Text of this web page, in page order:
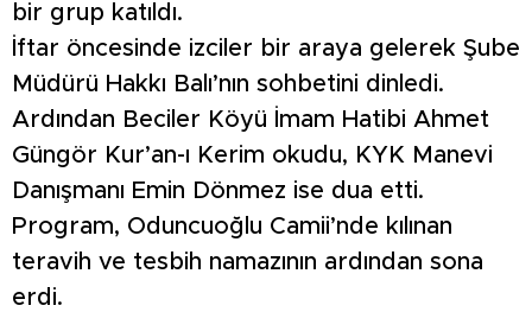
bir grup katıldı.
İftar öncesinde izciler bir araya gelerek Şube
Müdürü Hakkı Balı’nın sohbetini dinledi.
Ardından Beciler Köyü İmam Hatibi Ahmet
Güngör Kur’an-ı Kerim okudu, KYK Manevi
Danışmanı Emin Dönmez ise dua etti.
Program, Oduncuoğlu Camii’nde kılınan
teravih ve tesbih namazının ardından sona
erdi.